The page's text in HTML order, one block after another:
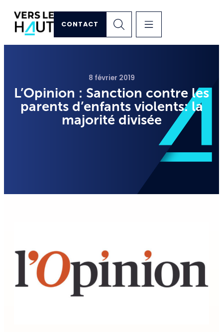
CONTACT
8 février 2019
L’Opinion : Sanction contre les
parents d’enfants violents: la
majorité divisée